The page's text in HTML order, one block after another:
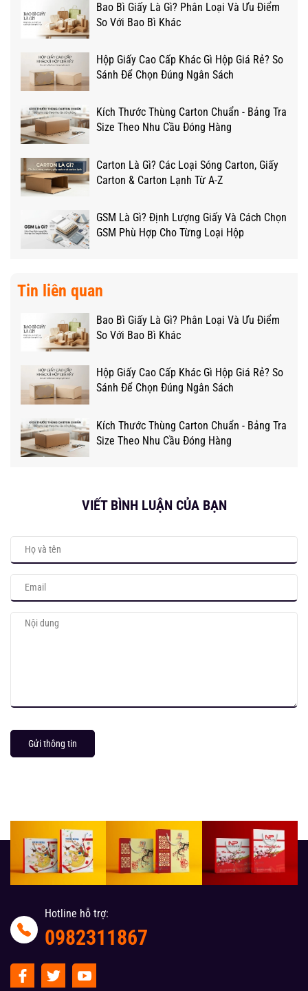
Bao Bì Giấy Là Gì? Phân Loại Và Ưu Điểm
So Với Bao Bì Khác
Hộp Giấy Cao Cấp Khác Gì Hộp Giá Rẻ? So
Sánh Để Chọn Đúng Ngân Sách
Kích Thước Thùng Carton Chuẩn - Bảng Tra
Size Theo Nhu Cầu Đóng Hàng
Carton Là Gì? Các Loại Sóng Carton, Giấy
Carton & Carton Lạnh Từ A-Z
GSM Là Gì? Định Lượng Giấy Và Cách Chọn
GSM Phù Hợp Cho Từng Loại Hộp
Tin liên quan
Bao Bì Giấy Là Gì? Phân Loại Và Ưu Điểm
So Với Bao Bì Khác
Hộp Giấy Cao Cấp Khác Gì Hộp Giá Rẻ? So
Sánh Để Chọn Đúng Ngân Sách
Kích Thước Thùng Carton Chuẩn - Bảng Tra
Size Theo Nhu Cầu Đóng Hàng
VIẾT BÌNH LUẬN CỦA BẠN
Gửi thông tin
Hotline hỗ trợ:
0982311867